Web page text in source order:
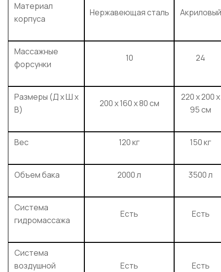
Материал
корпуса
Нержавеющая сталь Акриловый
Массажные
форсунки
10 24
Размеры (Д х Ш х
В)
200 x 160 x 80 см
220 x 200 x
95 см
Вес 120 кг 150 кг
Объем бака 2000 л 3500 л
Система
гидромассажа
Есть Есть
Система
воздушной
Есть Есть